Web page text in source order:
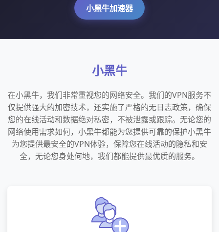
小黑牛加速器
小黑牛
在小黑牛，我们非常重视您的网络安全。我们的VPN服务不
仅提供强大的加密技术，还实施了严格的无日志政策，确保
您的在线活动和数据绝对私密，不被泄露或跟踪。无论您的
网络使用需求如何，小黑牛都能为您提供可靠的保护小黑牛
为您提供最安全的VPN体验，保障您在线活动的隐私和安
全，无论您身处何地，我们都能提供最优质的服务。